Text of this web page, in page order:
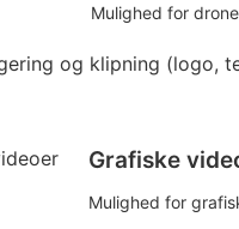
Mulighed for
Grafiske
Mulighed for